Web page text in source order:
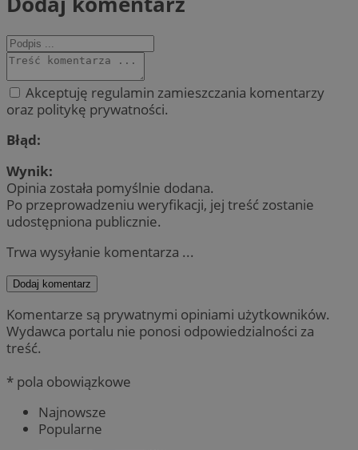
Akceptuję regulamin zamieszczania komentarzy
oraz politykę prywatności.
Błąd:
Wynik:
Opinia została pomyślnie dodana.
Po przeprowadzeniu weryfikacji, jej treść zostanie
udostępniona publicznie.
Trwa wysyłanie komentarza ...
Dodaj komentarz
Komentarze są prywatnymi opiniami użytkowników.
Wydawca portalu nie ponosi odpowiedzialności za
treść.
* pola obowiązkowe
Najnowsze
Popularne